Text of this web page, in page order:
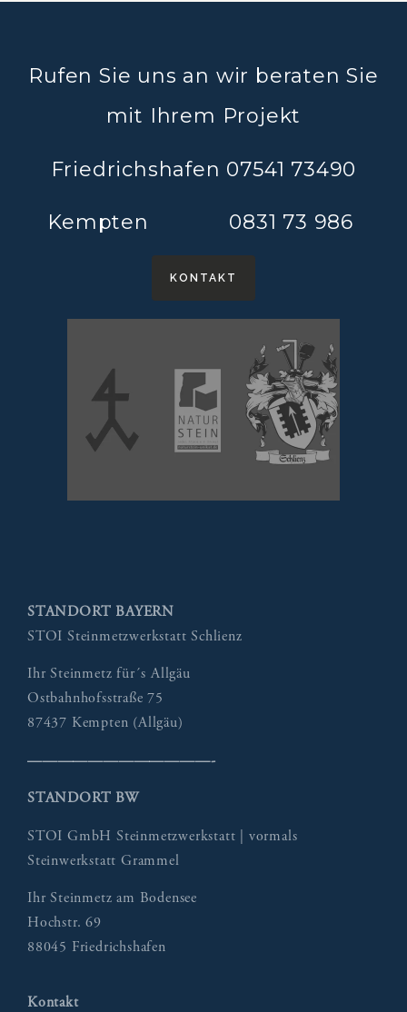
Rufen Sie uns an wir beraten Sie
mit Ihrem Projekt
Friedrichshafen 07541 73490
Kempten 0831 73 986
KONTAKT
STANDORT BAYERN
STOI Steinmetzwerkstatt Schlienz
Ihr Steinmetz für´s Allgäu
Ostbahnhofsstraße 75
87437 Kempten (Allgäu)
————————————-
STANDORT BW
STOI GmbH Steinmetzwerkstatt | vormals
Steinwerkstatt Grammel
Ihr Steinmetz am Bodensee
Hochstr. 69
88045 Friedrichshafen
Kontakt